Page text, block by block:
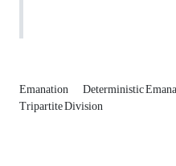
Emanation Deterministic
Tripartite Division